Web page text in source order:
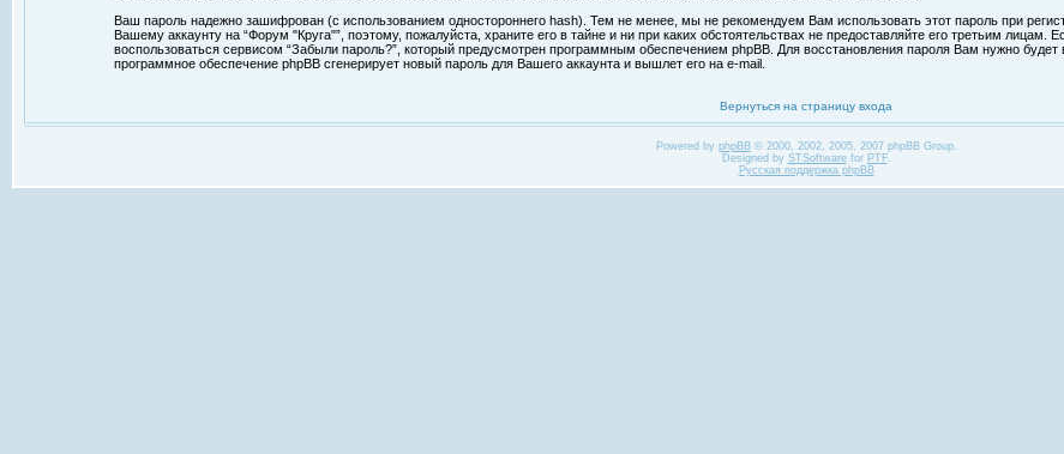
Ваш пароль надежно зашифрован (с использованием одностороннего hash). Тем не менее, мы не рекомендуем Вам использовать этот пароль при
Вашему аккаунту на “Форум "Круга"”, поэтому, пожалуйста, храните его в тайне и ни при каких обстоятельствах не предоставляйте его третьим лицам.
воспользоваться сервисом “Забыли пароль?”, который предусмотрен программным обеспечением phpBB. Для восстановления пароля Вам нужно
программное обеспечение phpBB сгенерирует новый пароль для Вашего аккаунта и вышлет его на e-mail.
Вернуться на страницу входа
Powered by phpBB© 2000, 2002, 2005, 2007 phpBB Group.
Designed by STSoftwarefor PTF.
Русская поддержка phpBB